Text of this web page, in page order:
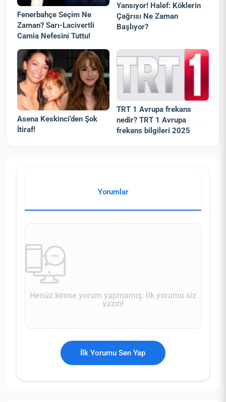
Fenerbahçe Seçim Ne
Zaman? Sarı-Lacivertli
Camia Nefesini Tuttu!
Yansıyor! Halef: Köklerin
Çağrısı Ne Zaman
Başlıyor?
Asena Keskinci’den Şok
İtiraf!
TRT 1 Avrupa frekans
nedir? TRT 1 Avrupa
frekans bilgileri 2025
Yorumlar
Henüz kimse yorum yapmamış. İlk yorumu siz
yazın!
İlk Yorumu Sen Yap